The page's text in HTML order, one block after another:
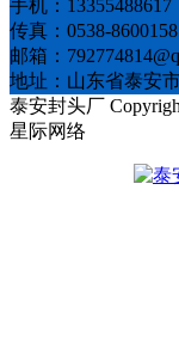
手机：13355488617
传真：0538-8600158
邮箱：
地址：山东省泰安
泰安封头厂
星际网络